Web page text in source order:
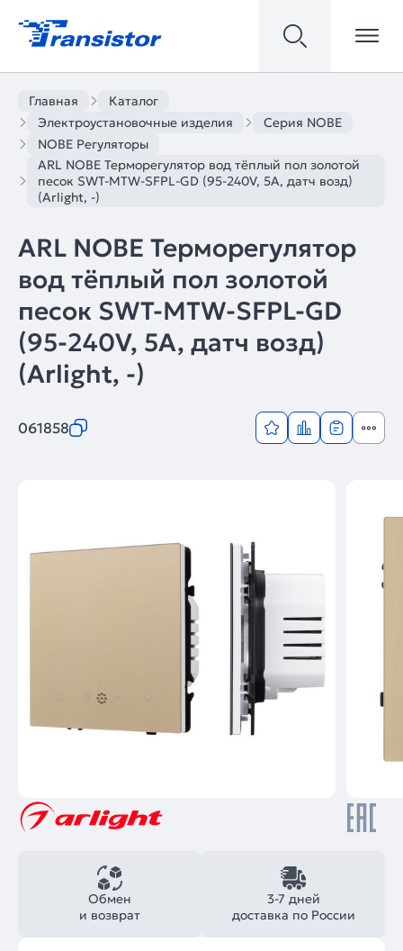
Главная
Каталог
Электроустановочные изделия
Серия NOBE
NOBE Регуляторы
ARL NOBE Терморегулятор вод тёплый пол золотой
песок SWT-MTW-SFPL-GD (95-240V, 5A, датч возд)
(Arlight, -)
ARL NOBE Терморегулятор
вод тёплый пол золотой
песок SWT-MTW-SFPL-GD
(95-240V, 5A, датч возд)
(Arlight, -)
061858
3-7 дней
доставка по России
Обмен
и возврат